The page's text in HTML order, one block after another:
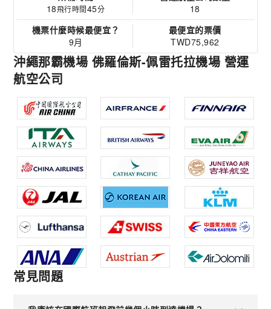
18飛行時間45分
18
機票什麼時候最便宜？
9月
最便宜的票價
TWD75,962
沖繩那霸機場 佛羅倫斯-佩雷托拉機場 營運
航空公司
常見問題